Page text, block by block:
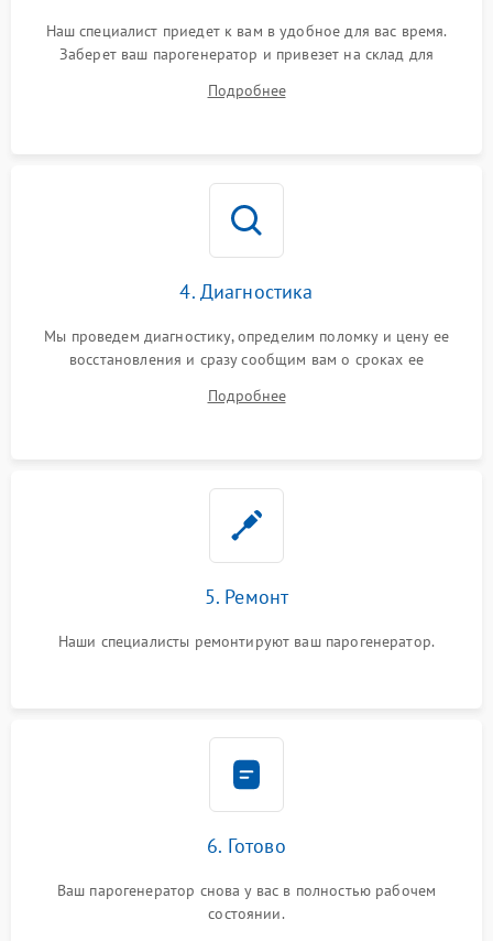
Наш специалист приедет к вам в удобное для вас время.
Заберет ваш парогенератор и привезет на склад для
Подробнее
4. Диагностика
Мы проведем диагностику, определим поломку и цену ее
восстановления и сразу сообщим вам о сроках ее
Подробнее
5. Ремонт
Наши специалисты ремонтируют ваш парогенератор.
6. Готово
Ваш парогенератор снова у вас в полностью рабочем
состоянии.